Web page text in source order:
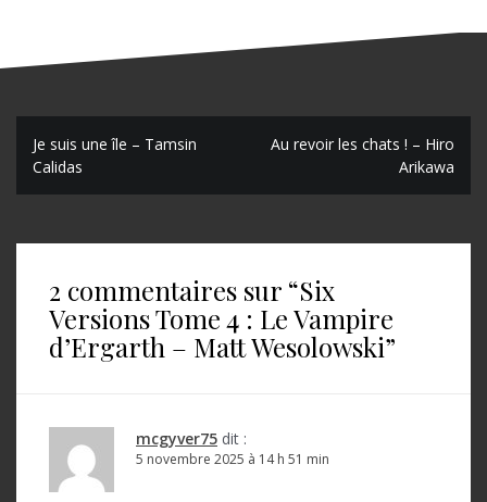
N
a
Je suis une île – Tamsin
Calidas
Au revoir les chats ! – Hiro
Arikawa
2 commentaires sur “Six
Versions Tome 4 : Le Vampire
d’Ergarth – Matt Wesolowski”
mcgyver75 dit :
5 novembre 2025 à 14 h 51 min